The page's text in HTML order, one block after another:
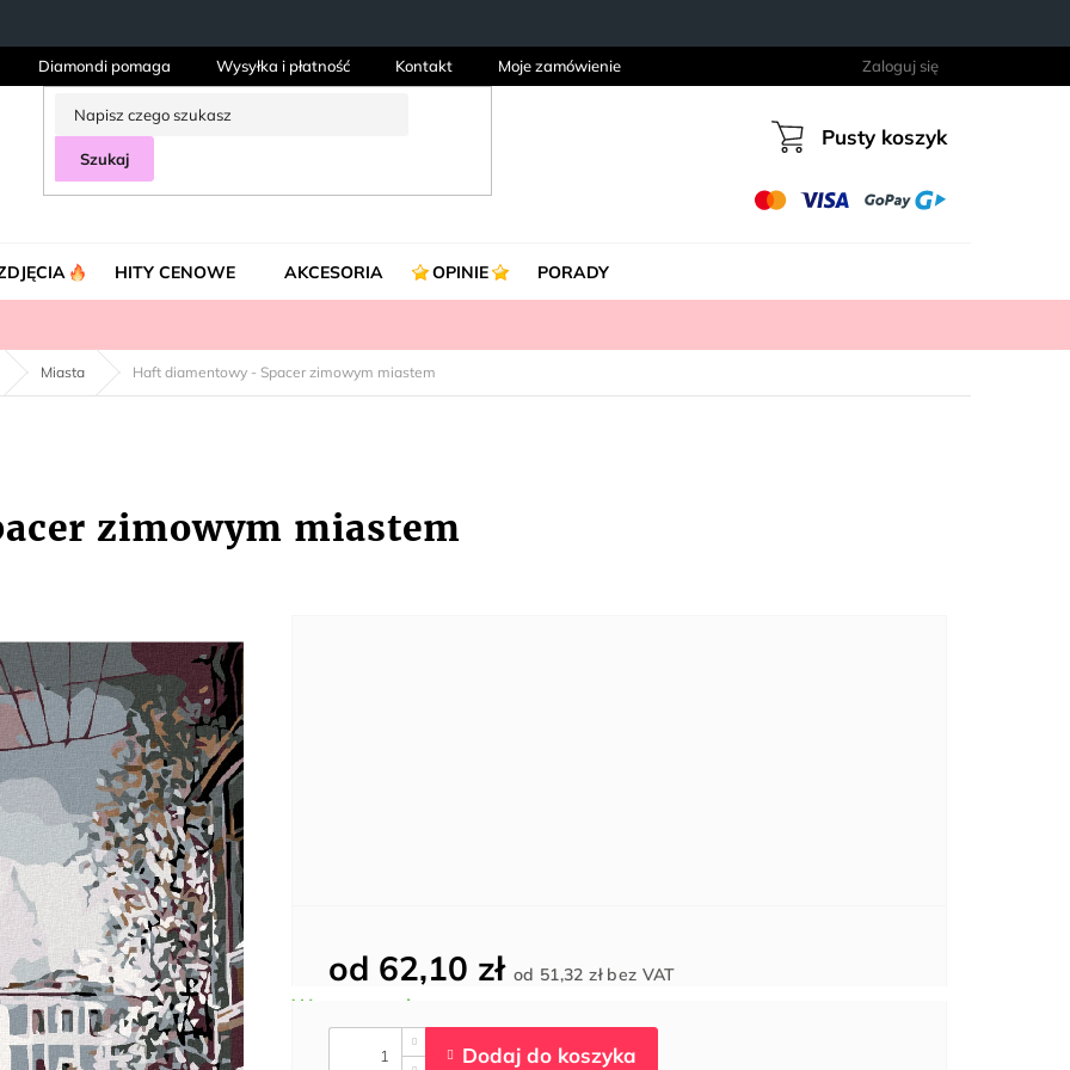
Diamondi pomaga Wysyłka i płatność Kontakt Moje zamówienie Zaloguj się
Szukaj Koszyk
Pusty koszyk
HITY CENOWE AKCESORIA OPINIE PORADY
Miasta Haft diamentowy - Spacer zimowym miastem
zimowym miastem
od 62,10 zł od 51,32 złbez VAT